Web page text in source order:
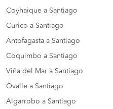
Coyhaique a Santiago
Curico a Santiago
Antofagasta a Santiago
Coquimbo a Santiago
Viña del Mar a Santiago
Ovalle a Santiago
Algarrobo a Santiago